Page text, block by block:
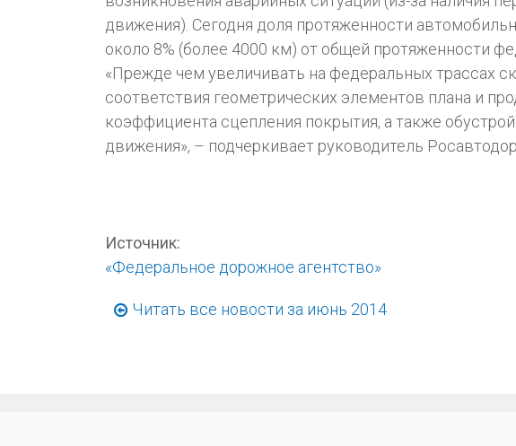
движения). Сегодня доля протяженности
около 8% (более 4000 км) от общей протяженности
«Прежде чем увеличивать на федеральных трассах
соответствия геометрических элементов плана и
коэффициента сцепления покрытия, а также
движения», – подчеркивает руководитель
Источник:
«Федеральное дорожное агентство»
Читать все новости за июнь 2014